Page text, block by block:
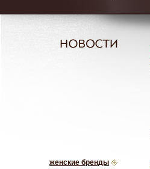
женские бренды